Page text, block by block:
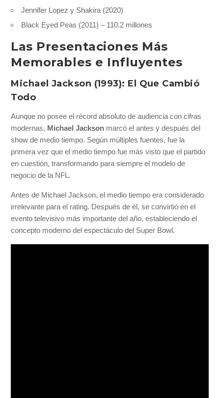
Jennifer Lopez y Shakira (2020)
Black Eyed Peas (2011) – 110.2 millones
Las Presentaciones Más
Memorables e Influyentes
Michael Jackson (1993): El Que Cambió
Todo
Aunque no posee el récord absoluto de audiencia con cifras
modernas, Michael Jackson marcó el antes y después del
show de medio tiempo. Según múltiples fuentes, fue la
primera vez que el medio tiempo fue más visto que el partido
en cuestión, transformando para siempre el modelo de
negocio de la NFL.
Antes de Michael Jackson, el medio tiempo era considerado
irrelevante para el rating. Después de él, se convirtió en el
evento televisivo más importante del año, estableciendo el
concepto moderno del espectáculo del Super Bowl.